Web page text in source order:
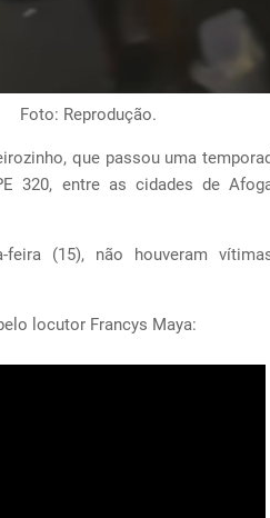
Foto: Reprodução.
que passou uma
320, entre as cidades de
feira (15), não houveram
locutor Francys Maya: